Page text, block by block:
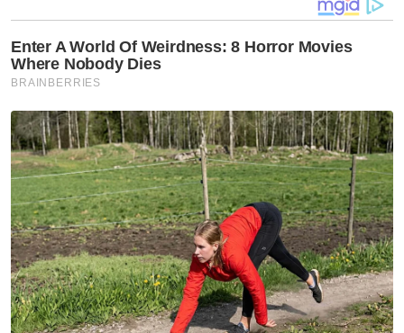
"Semakan perlu dilakukan melalui
Suruhanjaya Sekuriti, Bank Negara Malaysia
dan Suruhanjaya Syarikat Malaysia," katanya.
Artikel Berkaitan: